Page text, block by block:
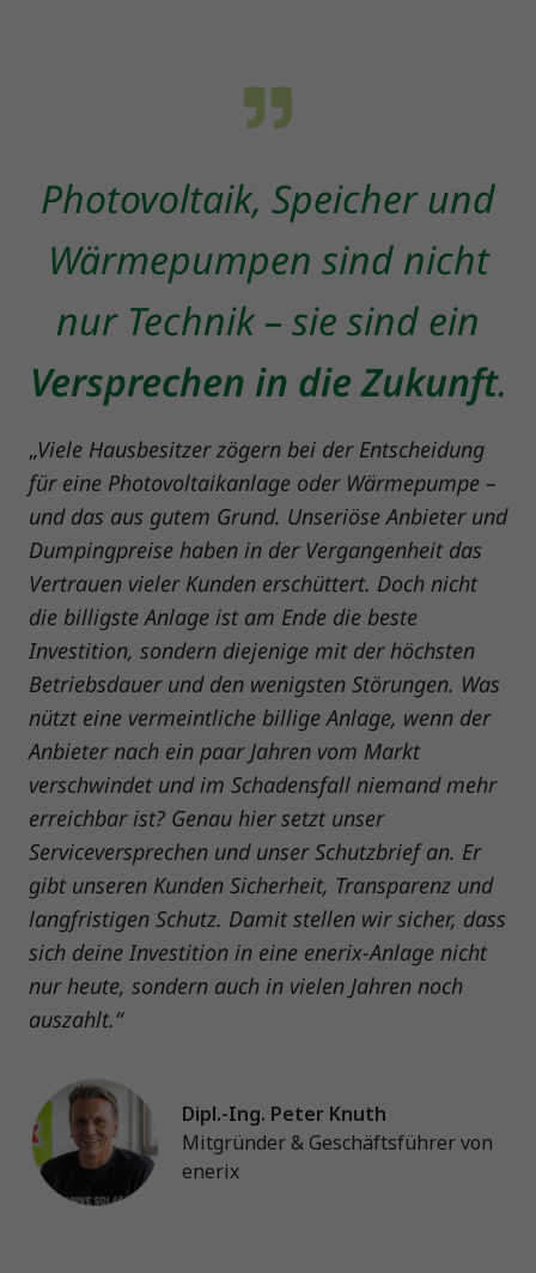
Photovoltaik, Speicher und
Wärmepumpen sind nicht
nur Technik – sie sind ein
Versprechen in die Zukunft.
„Viele Hausbesitzer zögern bei der Entscheidung
für eine Photovoltaikanlage oder Wärmepumpe –
und das aus gutem Grund. Unseriöse Anbieter und
Dumpingpreise haben in der Vergangenheit das
Vertrauen vieler Kunden erschüttert. Doch nicht
die billigste Anlage ist am Ende die beste
Investition, sondern diejenige mit der höchsten
Betriebsdauer und den wenigsten Störungen. Was
nützt eine vermeintliche billige Anlage, wenn der
Anbieter nach ein paar Jahren vom Markt
verschwindet und im Schadensfall niemand mehr
erreichbar ist? Genau hier setzt unser
Serviceversprechen und unser Schutzbrief an. Er
gibt unseren Kunden Sicherheit, Transparenz und
langfristigen Schutz. Damit stellen wir sicher, dass
sich deine Investition in eine enerix-Anlage nicht
nur heute, sondern auch in vielen Jahren noch
auszahlt.“
Dipl.-Ing. Peter Knuth
Mitgründer & Geschäftsführer von
enerix